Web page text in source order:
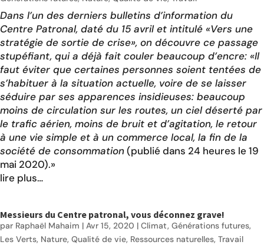
Dans l’un des derniers bulletins d’information du
Centre Patronal, daté du 15 avril et intitulé «Vers une
stratégie de sortie de crise», on découvre ce passage
stupéfiant, qui a déjà fait couler beaucoup d’encre: «Il
faut éviter que certaines personnes soient tentées de
s’habituer à la situation actuelle, voire de se laisser
séduire par ses apparences insidieuses: beaucoup
moins de circulation sur les routes, un ciel déserté par
le trafic aérien, moins de bruit et d’agitation, le retour
à une vie simple et à un commerce local, la fin de la
société de consommation(publié dans 24 heures le 19
mai 2020).»
lire plus…
Messieurs du Centre patronal, vous déconnez grave!
par Raphaël Mahaim | Avr 15, 2020 | Climat, Générations futures,
Les Verts, Nature, Qualité de vie, Ressources naturelles, Travail